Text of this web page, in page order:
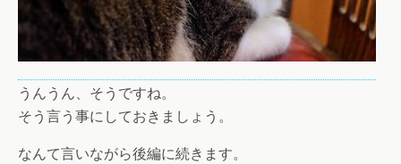
うんうん、そうですね。
そう言う事にしておきましょう。
なんて言いながら後編に続きます。